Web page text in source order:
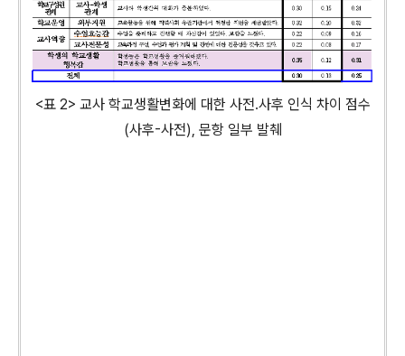
<표 2> 교사 학교생활변화에 대한 사전․사후 인식 차이 점수
(사후-사전), 문항 일부 발췌